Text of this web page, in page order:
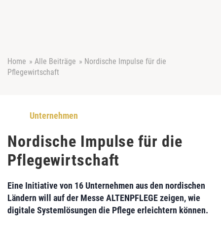
Home » Alle Beiträge » Nordische Impulse für die
Pflegewirtschaft
Unternehmen
Nordische Impulse für die
Pflegewirtschaft
Eine Initiative von 16 Unternehmen aus den nordischen
Ländern will auf der Messe ALTENPFLEGE zeigen, wie
digitale Systemlösungen die Pflege erleichtern können.